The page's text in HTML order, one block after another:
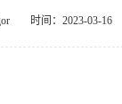
时间：2023-03-16